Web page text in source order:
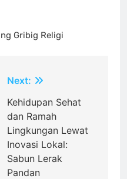
Gribig Religi
Next:
Kehidupan Sehat
dan Ramah
Lingkungan Lewat
Inovasi Lokal:
Sabun Lerak
Pandan